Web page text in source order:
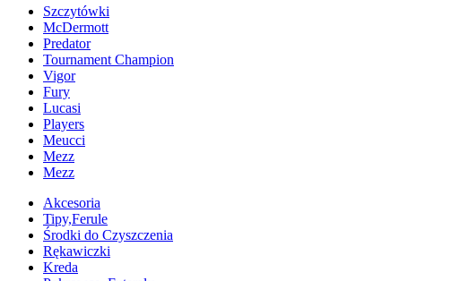
Szczytówki
McDermott
Predator
Tournament Champion
Vigor
Fury
Lucasi
Players
Meucci
Mezz
Mezz
Akcesoria
Tipy,Ferule
Środki do Czyszczenia
Rękawiczki
Kreda